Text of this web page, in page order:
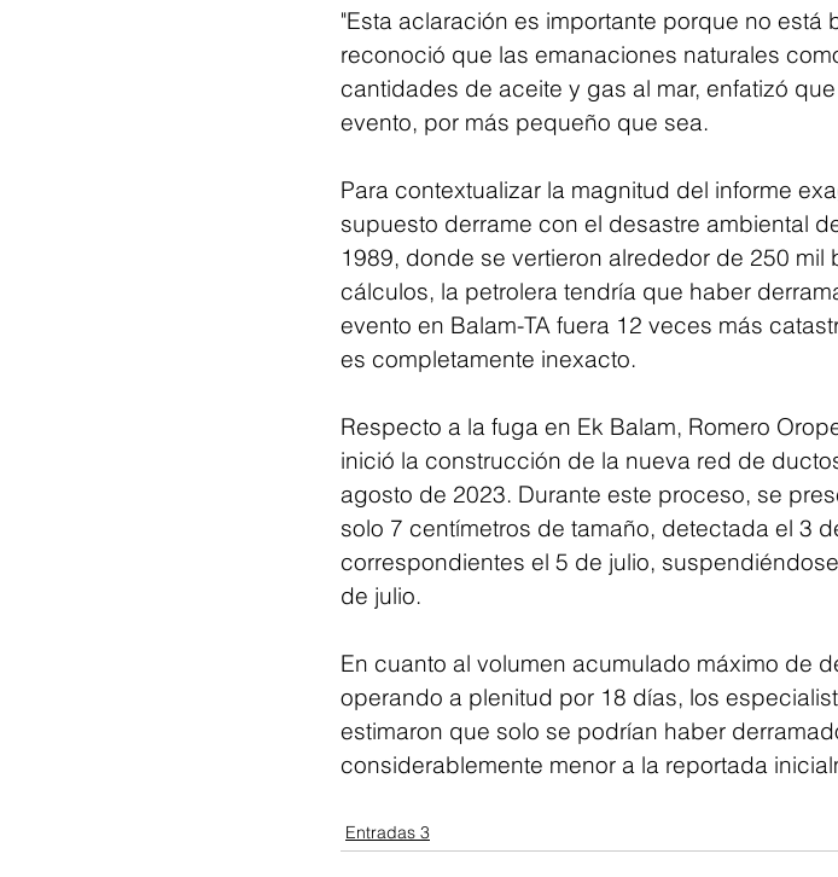
"Esta aclaración es importante porque no está
reconoció que las emanaciones naturales
cantidades de aceite y gas al mar, enfatizó
evento, por más pequeño que sea.
Para contextualizar la magnitud del informe
supuesto derrame con el desastre ambiental
1989, donde se vertieron alrededor de 250 mil
cálculos, la petrolera tendría que haber
evento en Balam-TA fuera 12 veces más
es completamente inexacto.
Respecto a la fuga en Ek Balam, Romero
inició la construcción de la nueva red de
agosto de 2023. Durante este proceso, se
solo 7 centímetros de tamaño, detectada el 3
correspondientes el 5 de julio,
de julio.
En cuanto al volumen acumulado máximo de
operando a plenitud por 18 días, los
estimaron que solo se podrían haber
considerablemente menor a la reportada
Entradas 3